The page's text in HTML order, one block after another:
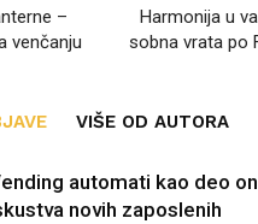
–
venčanju
Harmonija u
sobna vrata po
VIŠE OD AUTORA
automati kao deo
novih zaposlenih